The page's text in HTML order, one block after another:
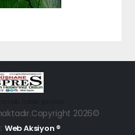
2026©
Web Aksiyon ®